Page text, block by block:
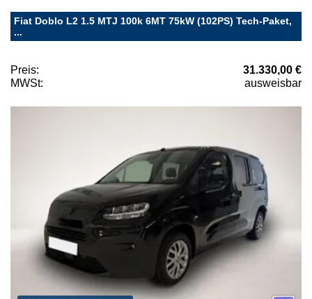
Fiat Doblo L2 1.5 MTJ 100k 6MT 75kW (102PS) Tech-Paket,
...
Preis:
31.330,00 €
MWSt:
ausweisbar